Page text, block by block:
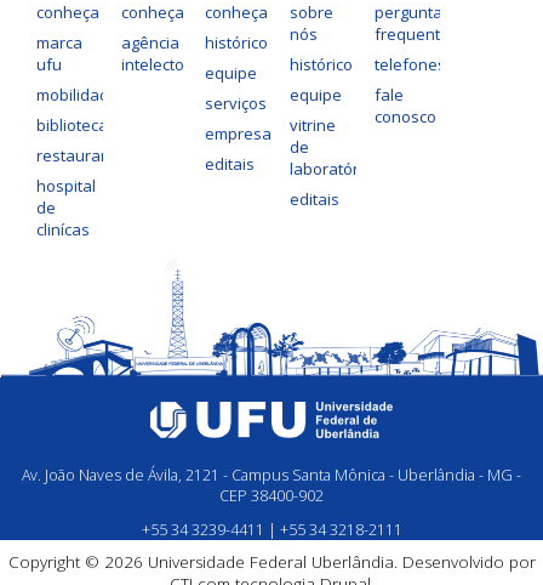
conheça
marca
ufu
mobilidade
bibliotecas
restaurantes
hospital
de
clinícas
conheça
agência
intelecto
conheça
histórico
equipe
serviços
empresas
editais
sobre
nós
histórico
equipe
vitrine
de
laboratórios
editais
perguntas
frequentes
telefones
fale
conosco
Av. João Naves de Ávila, 2121 - Campus Santa Mônica - Uberlândia - MG -
CEP 38400-902
+55 34 3239-4411 | +55 34 3218-2111
Copyright © 2026 Universidade Federal Uberlândia. Desenvolvido por